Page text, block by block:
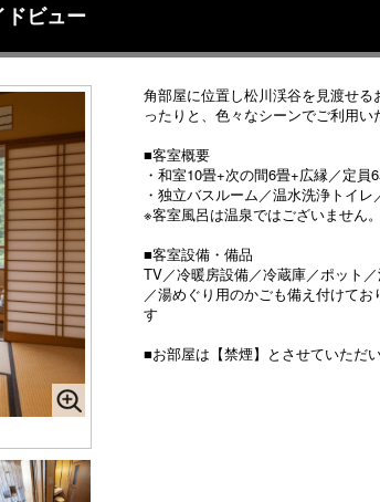
ビュー
角部屋に位置し松川渓谷を見渡せ
ったりと、色々なシーンでご利用い
■客室概要
・和室10畳+次の間6畳+広縁／定員
・独立バスルーム／温水洗浄トイレ
※客室風呂は温泉ではございません。
■客室設備・備品
TV／冷暖房設備／冷蔵庫／ポット
／湯めぐり用のかごも備え付けて
す
■お部屋は【禁煙】とさせていただい